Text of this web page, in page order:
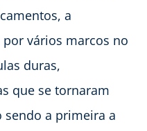
a
vários marcos no
duras,
que se tornaram
a primeira a